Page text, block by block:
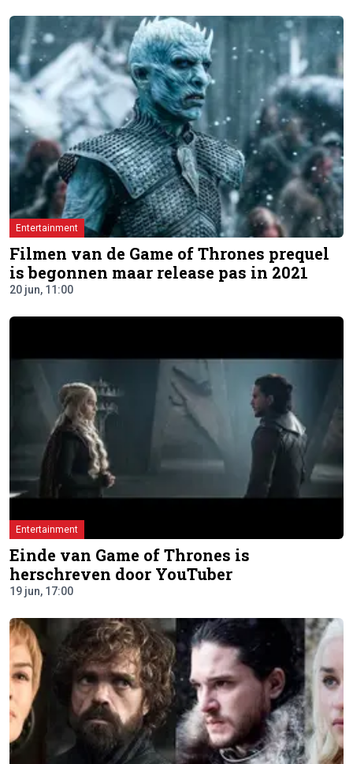
Entertainment
Filmen van de Game of Thrones prequel
is begonnen maar release pas in 2021
20 jun, 11:00
Entertainment
Einde van Game of Thrones is
herschreven door YouTuber
19 jun, 17:00